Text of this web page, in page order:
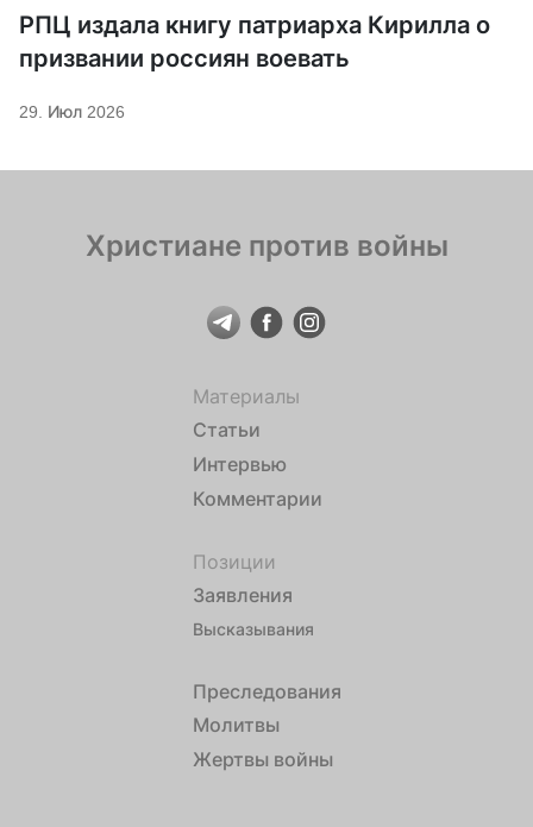
РПЦ издала книгу патриарха Кирилла о
призвании россиян воевать
29. Июл 2026
Христиане против войны
Материалы
Статьи
Интервью
Комментарии
Позиции
Заявления
Высказывания
Преследования
Молитвы
Жертвы войны